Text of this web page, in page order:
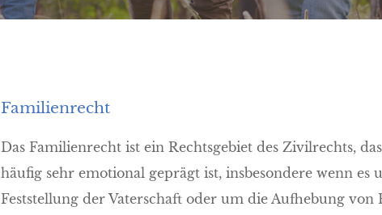
Familienrecht
Das Familienrecht ist ein Rechtsgebiet des Zivilrechts,
häufig sehr emotional geprägt ist, insbesondere wenn es
Feststellung der Vaterschaft oder um die Aufhebung